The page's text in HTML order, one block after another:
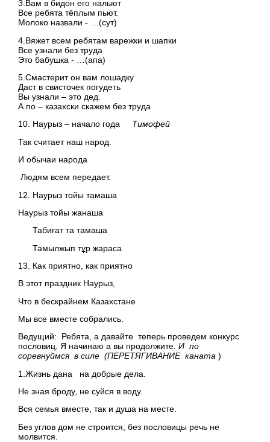
3.Вам в бидон его нальют
Все ребята тёплым пьют.
Молоко назвали - …(сут)
4.Вяжет всем ребятам варежки и шапки
Все узнали без труда
Это бабушка - …(апа)
5.Смастерит он вам лошадку
Даст в свисточек погудеть
Вы узнали – это дед.
А по – казахски скажем без труда
10. Наурыз – начало года Тимофей
Так считает наш народ.
И обычаи народа
Людям всем передает.
12. Наурыз тойы тамаша
Наурыз тойы жанаша
Табиғат та тамаша
Тамылжып тұр жараса
13. Как приятно, как приятно
В этот праздник Наурыз,
Что в бескрайнем Казахстане
Мы все вместе собрались.
Ведущий: Ребята, а давайте теперь проведем конкурс
пословиц. Я начинаю а вы продолжите. И по
соревнуймся в силе (ПЕРЕТЯГИВАНИЕ каната )
1.Жизнь дана на добрые дела.
Не зная броду, не суйся в воду.
Вся семья вместе, так и душа на месте.
Без углов дом не строится, без пословицы речь не
молвится.